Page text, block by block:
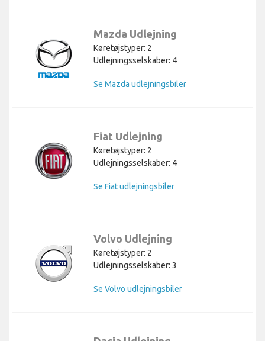
Mazda Udlejning
Køretøjstyper: 2
Udlejningsselskaber: 4
Se Mazda udlejningsbiler
Fiat Udlejning
Køretøjstyper: 2
Udlejningsselskaber: 4
Se Fiat udlejningsbiler
Volvo Udlejning
Køretøjstyper: 2
Udlejningsselskaber: 3
Se Volvo udlejningsbiler